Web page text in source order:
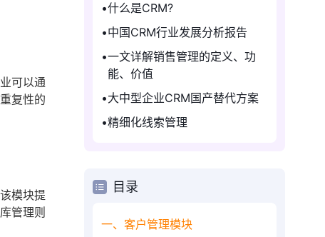
可以通
复性的
模块提
管理则
什么是CRM?
中国CRM行业发展分析报告
一文详解销售管理的定义、功
能、价值
大中型企业CRM国产替代方案
精细化线索管理
目录
一、客户管理模块